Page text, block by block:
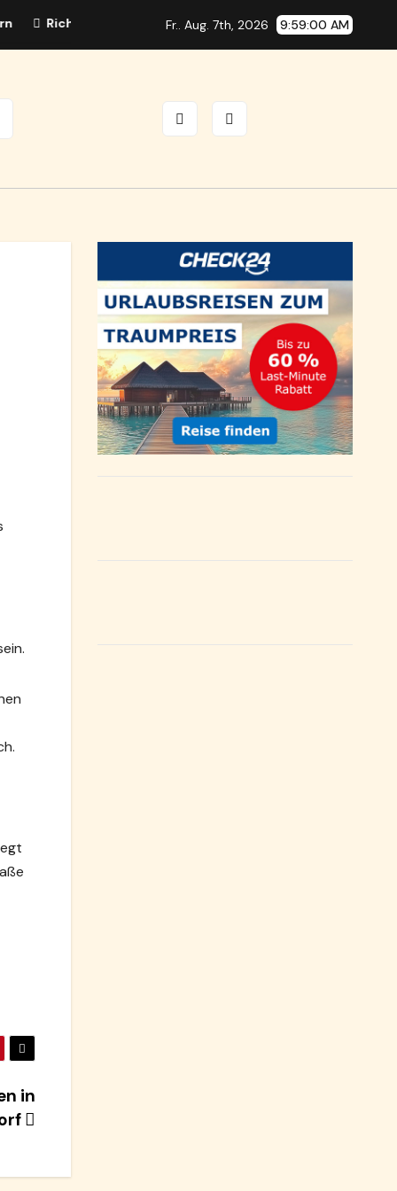
Richtfunkmast Brunn: Bauwerber spricht von gezielten
Fr.. Aug. 7th, 2026 9:59:00 AM
in